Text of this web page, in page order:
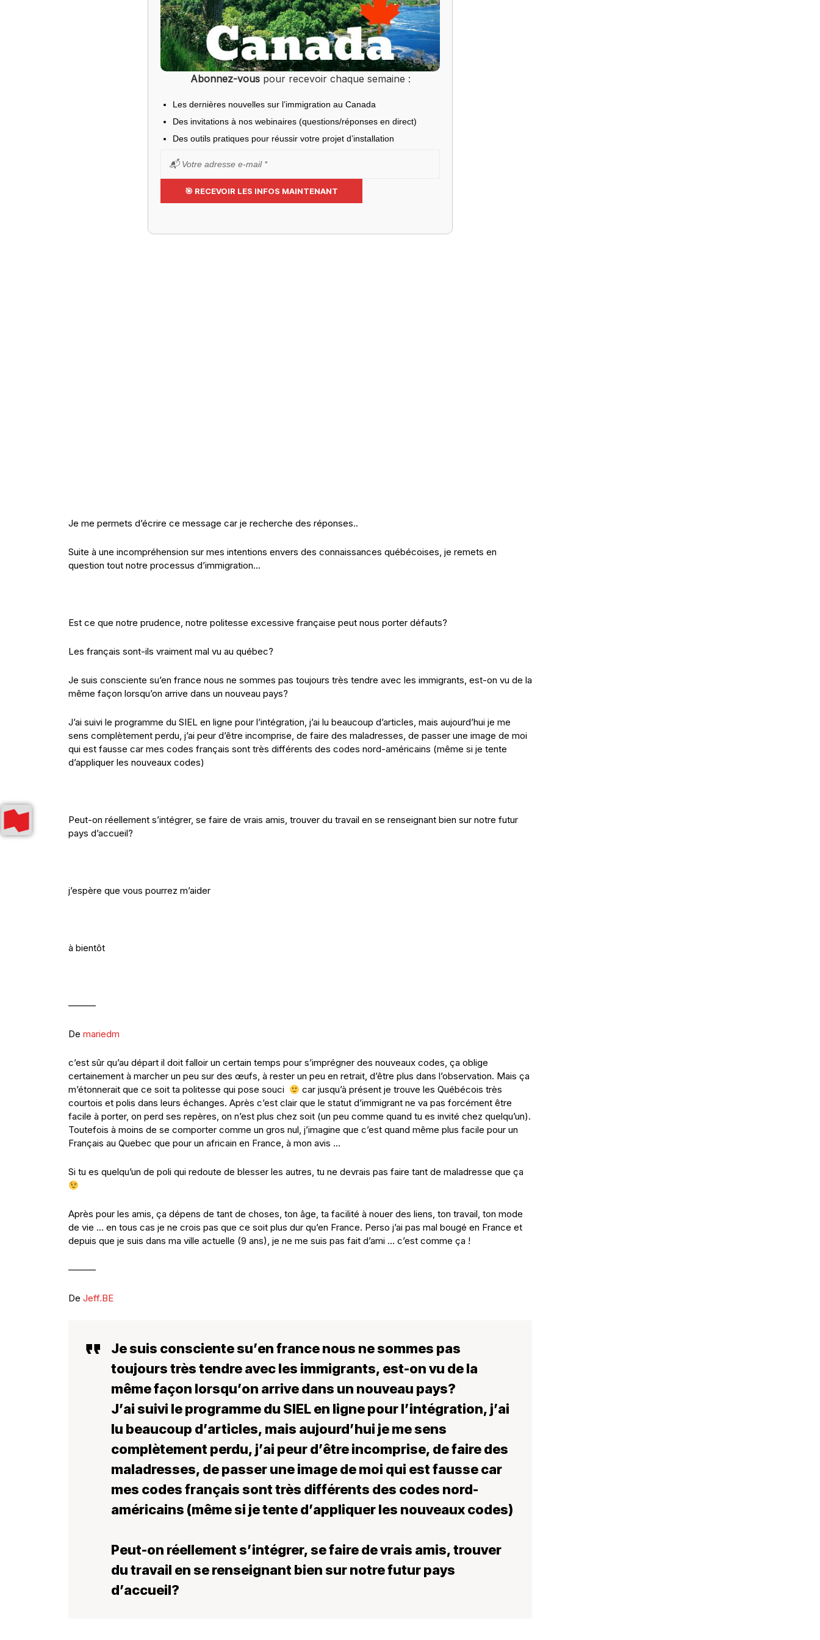
Abonnez-vouspour recevoir chaque semaine :
Les dernières nouvelles sur l’immigration au Canada
Des invitations à nos webinaires (questions/réponses en direct)
Des outils pratiques pour réussir votre projet d’installation
Je me permets d’écrire ce message car je recherche des réponses..
Suite à une incompréhension sur mes intentions envers des connaissances québécoises, je remets en
question tout notre processus d’immigration…
Est ce que notre prudence, notre politesse excessive française peut nous porter défauts?
Les français sont-ils vraiment mal vu au québec?
Je suis consciente su’en france nous ne sommes pas toujours très tendre avec les immigrants, est-on vu de la
même façon lorsqu’on arrive dans un nouveau pays?
J’ai suivi le programme du SIEL en ligne pour l’intégration, j’ai lu beaucoup d’articles, mais aujourd’hui je me
sens complètement perdu, j’ai peur d’être incomprise, de faire des maladresses, de passer une image de moi
qui est fausse car mes codes français sont très différents des codes nord-américains (même si je tente
d’appliquer les nouveaux codes)
Peut-on réellement s’intégrer, se faire de vrais amis, trouver du travail en se renseignant bien sur notre futur
pays d’accueil?
j’espère que vous pourrez m’aider
à bientôt
———
De mariedm
c’est sûr qu’au départ il doit falloir un certain temps pour s’imprégner des nouveaux codes, ça oblige
certainement à marcher un peu sur des œufs, à rester un peu en retrait, d’être plus dans l’observation. Mais ça
m’étonnerait que ce soit ta politesse qui pose souci
car jusqu’à présent je trouve les Québécois très
courtois et polis dans leurs échanges. Après c’est clair que le statut d’immigrant ne va pas forcément être
facile à porter, on perd ses repères, on n’est plus chez soit (un peu comme quand tu es invité chez quelqu’un).
Toutefois à moins de se comporter comme un gros nul, j’imagine que c’est quand même plus facile pour un
Français au Quebec que pour un africain en France, à mon avis …
Si tu es quelqu’un de poli qui redoute de blesser les autres, tu ne devrais pas faire tant de maladresse que ça
Après pour les amis, ça dépens de tant de choses, ton âge, ta facilité à nouer des liens, ton travail, ton mode
de vie … en tous cas je ne crois pas que ce soit plus dur qu’en France. Perso j’ai pas mal bougé en France et
depuis que je suis dans ma ville actuelle (9 ans), je ne me suis pas fait d’ami … c’est comme ça !
———
De Jeff.BE
Je suis consciente su’en france nous ne sommes pas
toujours très tendre avec les immigrants, est-on vu de la
même façon lorsqu’on arrive dans un nouveau pays?
J’ai suivi le programme du SIEL en ligne pour l’intégration, j’ai
lu beaucoup d’articles, mais aujourd’hui je me sens
complètement perdu, j’ai peur d’être incomprise, de faire des
maladresses, de passer une image de moi qui est fausse car
mes codes français sont très différents des codes nord-
américains (même si je tente d’appliquer les nouveaux codes)
Peut-on réellement s’intégrer, se faire de vrais amis, trouver
du travail en se renseignant bien sur notre futur pays
d’accueil?